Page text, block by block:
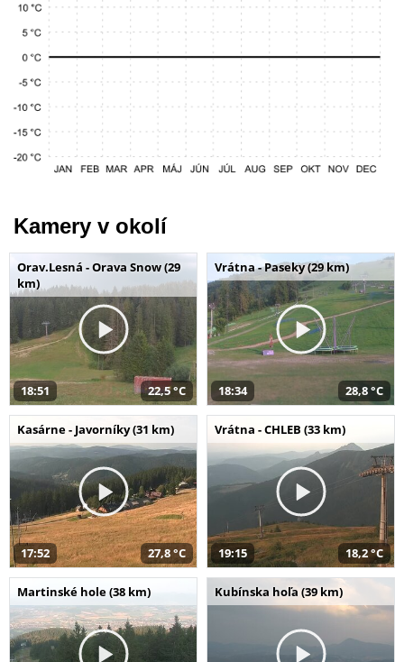
Kamery v okolí
Orav.Lesná - Orava Snow (29
km)
18:51 22,5 °C
Vrátna - Paseky (29 km)
18:34 28,8 °C
Kasárne - Javorníky (31 km)
17:52 27,8 °C
Vrátna - CHLEB (33 km)
19:15 18,2 °C
Martinské hole (38 km) Kubínska hoľa (39 km)